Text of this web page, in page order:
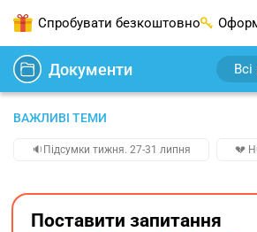
Спробувати безкоштовно
Документи
ВАЖЛИВІ ТЕМИ
🔉Підсумки тижня. 27-31 липня 💔
Поставити запитання